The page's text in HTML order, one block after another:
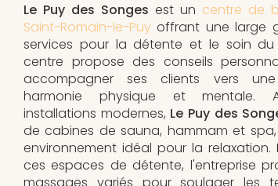
Le Puy des Songes est un centre de
Saint-Romain-le-Puy offrant une large
services pour la détente et le soin du
centre propose des conseils
accompagner ses clients vers une
harmonie physique et mentale.
installations modernes, Le Puy des
de cabines de sauna, hammam et
environnement idéal pour la relaxation.
ces espaces de détente, l'entreprise